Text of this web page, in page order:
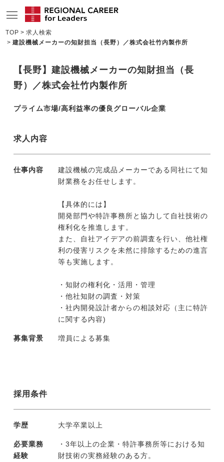
サービスの特長
求人情報
転職成功者インタビュー
企業TOPインタビュー
地域の特色
リサーチ
メディア紹介実績
今すぐ転職をお考えの方
中長期で転職をお考えの方
TOP
求人検索
建設機械メーカーの知財担当（長野）／株式会社竹内製作所
【長野】建設機械メーカーの知財担当（長
野）／株式会社竹内製作所
プライム市場/高利益率の優良グローバル企業
求人内容
仕事内容
建設機械の完成品メーカーである同社にて知
財業務をお任せします。
【具体的には】
開発部門や特許事務所と協力して自社技術の
権利化を推進します。
また、自社アイデアの前調査を行い、他社権
利の侵害リスクを未然に排除するための進言
等も実施します。
・知財の権利化・活用・管理
・他社知財の調査・対策
・社内開発設計者からの相談対応（主に特許
に関する内容)
募集背景 増員による募集
採用条件
学歴 大学卒業以上
必要業務
経験
・3年以上の企業・特許事務所等における知
財技術の実務経験のある方。